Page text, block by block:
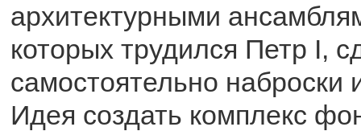
архитектурными
которых трудился Петр I,
самостоятельно наброски
Идея создать комплекс